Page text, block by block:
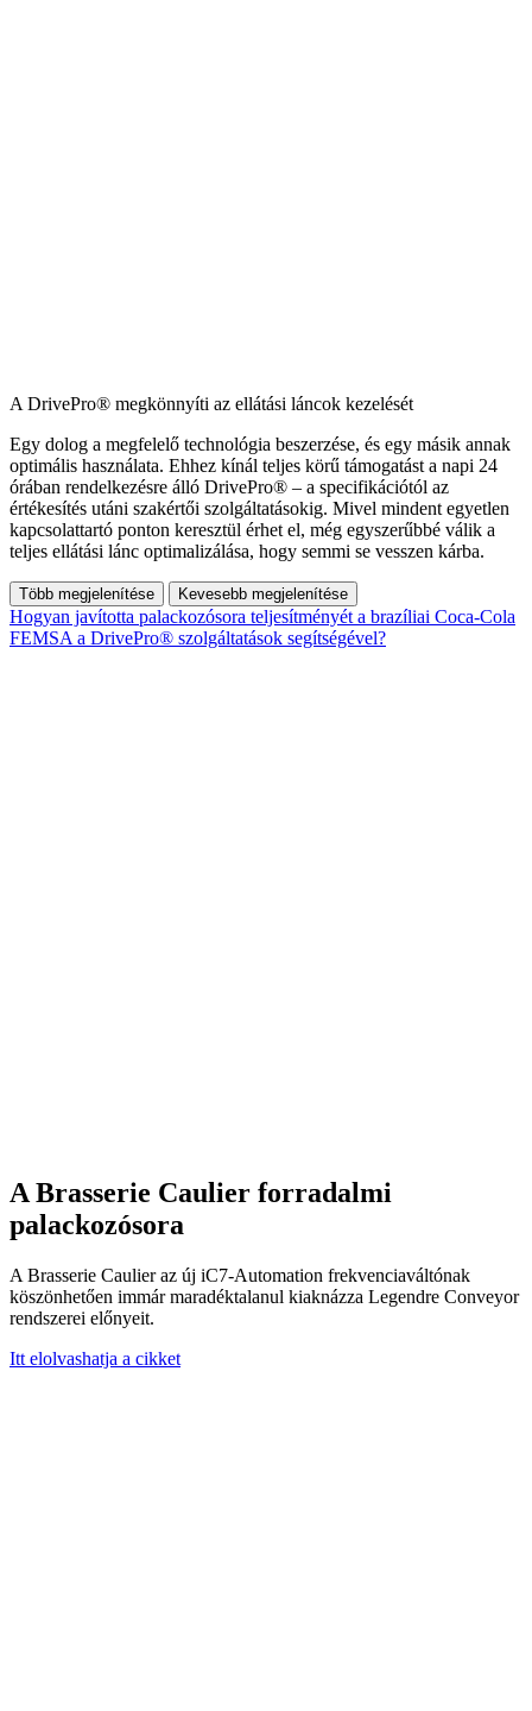
A DrivePro® megkönnyíti az ellátási láncok kezelését
Egy dolog a megfelelő technológia beszerzése, és egy másik annak
optimális használata. Ehhez kínál teljes körű támogatást a napi 24
órában rendelkezésre álló DrivePro® – a specifikációtól az
értékesítés utáni szakértői szolgáltatásokig. Mivel mindent egyetlen
kapcsolattartó ponton keresztül érhet el, még egyszerűbbé válik a
teljes ellátási lánc optimalizálása, hogy semmi se vesszen kárba.
Több megjelenítése Kevesebb megjelenítése
Hogyan javította palackozósora teljesítményét a brazíliai Coca-Cola
FEMSA a DrivePro® szolgáltatások segítségével?
A Brasserie Caulier forradalmi
palackozósora
A Brasserie Caulier az új iC7-Automation frekvenciaváltónak
köszönhetően immár maradéktalanul kiaknázza Legendre Conveyor
rendszerei előnyeit.
Itt elolvashatja a cikket